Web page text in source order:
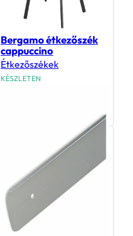
Bergamo étkezőszék
cappuccino
Étkezőszékek
KÉSZLETEN